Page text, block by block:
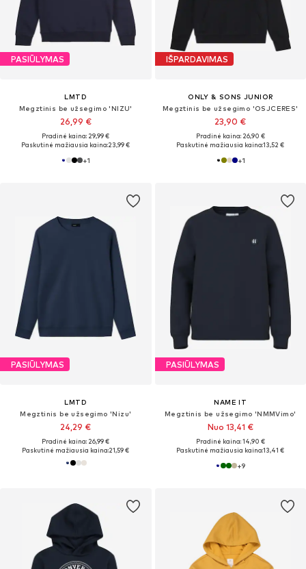
PASIŪLYMAS
LMTD
Megztinis be užsegimo 'NIZU'
26,99 €
Pradinė kaina: 29,99 €
Paskutinė mažiausia kaina:23,99 €
+1
IŠPARDAVIMAS
ONLY & SONS JUNIOR
Megztinis be užsegimo 'OSJCERES'
23,90 €
Pradinė kaina: 26,90 €
Paskutinė mažiausia kaina:13,52 €
+1
PASIŪLYMAS
LMTD
Megztinis be užsegimo 'Nizu'
24,29 €
Pradinė kaina: 26,99 €
Paskutinė mažiausia kaina:21,59 €
PASIŪLYMAS
NAME IT
Megztinis be užsegimo 'NMMVimo'
Nuo 13,41 €
Pradinė kaina: 14,90 €
Paskutinė mažiausia kaina:13,41 €
+9